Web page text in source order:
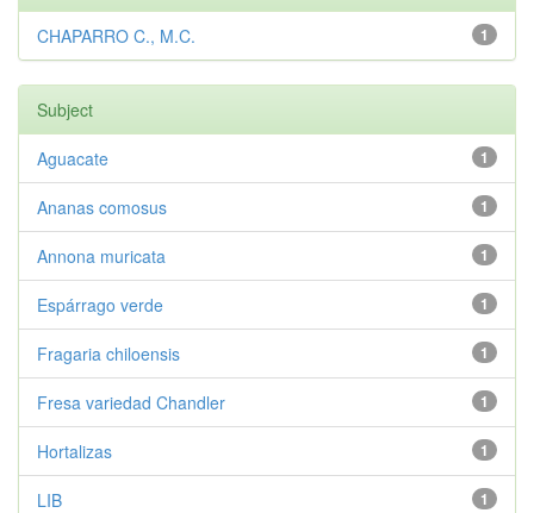
1
CHAPARRO C., M.C.
Subject
1
Aguacate
1
Ananas comosus
1
Annona muricata
1
Espárrago verde
1
Fragaria chiloensis
1
Fresa variedad Chandler
1
Hortalizas
1
LIB